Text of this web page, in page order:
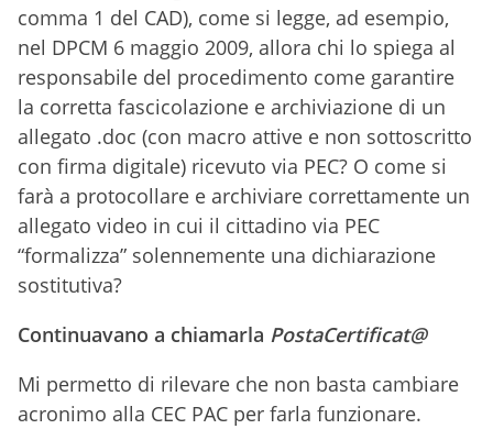
comma 1 del CAD), come si legge, ad esempio,
nel DPCM 6 maggio 2009, allora chi lo spiega al
responsabile del procedimento come garantire
la corretta fascicolazione e archiviazione di un
allegato .doc (con macro attive e non sottoscritto
con firma digitale) ricevuto via PEC? O come si
farà a protocollare e archiviare correttamente un
allegato video in cui il cittadino via PEC
“formalizza” solennemente una dichiarazione
sostitutiva?
Continuavano a chiamarla PostaCertificat@
Mi permetto di rilevare che non basta cambiare
acronimo alla CEC PAC per farla funzionare.